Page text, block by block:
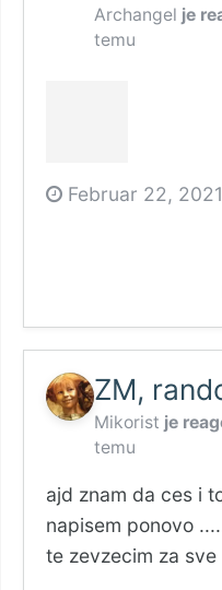
Archangel je
temu
Februar 22, 2021
ZM,
Mikorist je
temu
ajd znam da ces i
napisem ponovo
te zevzecim za